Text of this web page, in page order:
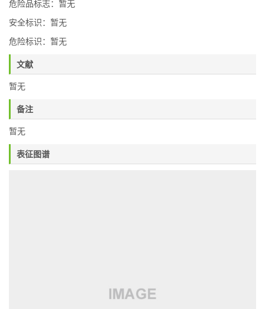
危险品标志：暂无
安全标识：暂无
危险标识：暂无
文献
暂无
备注
暂无
表征图谱